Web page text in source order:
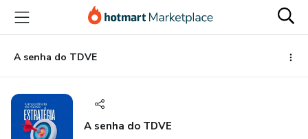
para
conteúdo
principal
para
pagamento
para
rodapé
A senha do TDVE
A senha do TDVE